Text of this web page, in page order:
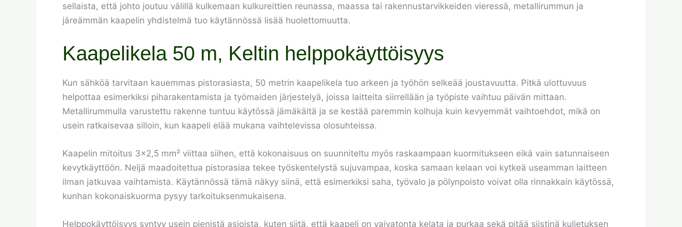
sellaista, että johto joutuu välillä kulkemaan kulkureittien reunassa, maassa tai rakennustarvikkeiden vieressä, metallirummun ja
järeämmän kaapelin yhdistelmä tuo käytännössä lisää huolettomuutta.
Kaapelikela 50 m, Keltin helppokäyttöisyys
Kun sähköä tarvitaan kauemmas pistorasiasta, 50 metrin kaapelikela tuo arkeen ja työhön selkeää joustavuutta. Pitkä ulottuvuus
helpottaa esimerkiksi piharakentamista ja työmaiden järjestelyä, joissa laitteita siirrellään ja työpiste vaihtuu päivän mittaan.
Metallirummulla varustettu rakenne tuntuu käytössä jämäkältä ja se kestää paremmin kolhuja kuin kevyemmät vaihtoehdot, mikä on
usein ratkaisevaa silloin, kun kaapeli elää mukana vaihtelevissa olosuhteissa.
Kaapelin mitoitus 3×2,5 mm² viittaa siihen, että kokonaisuus on suunniteltu myös raskaampaan kuormitukseen eikä vain satunnaiseen
kevytkäyttöön. Neljä maadoitettua pistorasiaa tekee työskentelystä sujuvampaa, koska samaan kelaan voi kytkeä useamman laitteen
ilman jatkuvaa vaihtamista. Käytännössä tämä näkyy siinä, että esimerkiksi saha, työvalo ja pölynpoisto voivat olla rinnakkain käytössä,
kunhan kokonaiskuorma pysyy tarkoituksenmukaisena.
Helppokäyttöisyys syntyy usein pienistä asioista, kuten siitä, että kaapeli on vaivatonta kelata ja purkaa sekä pitää siistinä kuljetuksen